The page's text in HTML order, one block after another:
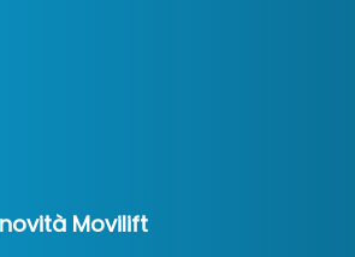
Movilift